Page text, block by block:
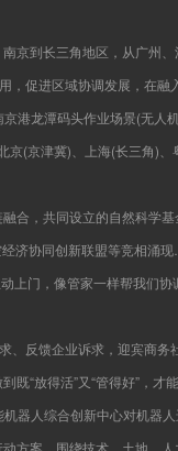
到长三角地区，从广州
促进区域协调发展，在融
龙潭码头作业场景(无人
(京津冀)、上海(长三角)、
，共同设立的自然科学
济协同创新联盟等竞相
门，像管家一样帮我们
反馈企业诉求，迎宾商务
“放得活”又“管得好”，才
人综合创新中心对机器人
案，围绕技术、土地、